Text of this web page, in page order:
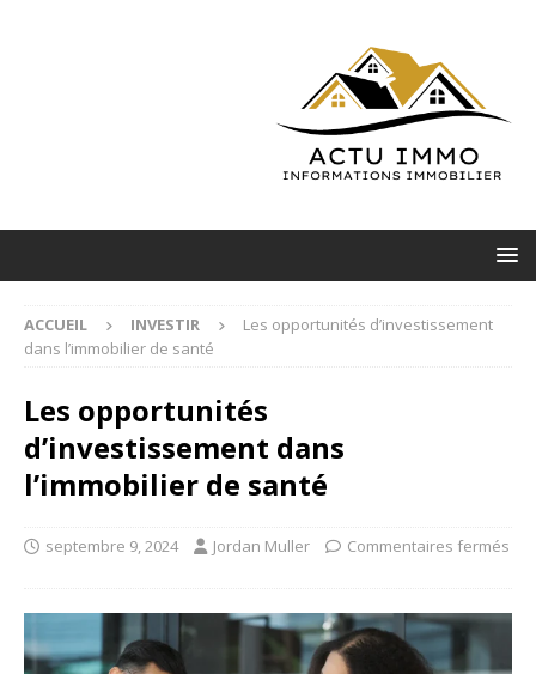
ACCUEIL INVESTIR
Les opportunités d’investissement
dans l’immobilier de santé
Les opportunités
d’investissement dans
l’immobilier de santé
septembre 9, 2024 Jordan Muller Commentaires fermés